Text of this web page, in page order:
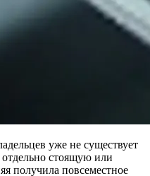
уже не существует
отдельно стоящую или
получила повсеместное